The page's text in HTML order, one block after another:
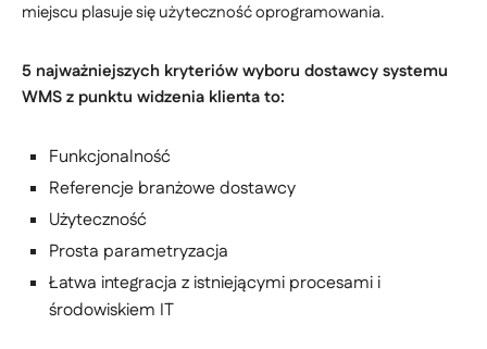
miejscu plasuje się użyteczność oprogramowania.
5 najważniejszych kryteriów wyboru dostawcy systemu
WMS z punktu widzenia klienta to:
Funkcjonalność
Referencje branżowe dostawcy
Użyteczność
Prosta parametryzacja
Łatwa integracja z istniejącymi procesami i
środowiskiem IT